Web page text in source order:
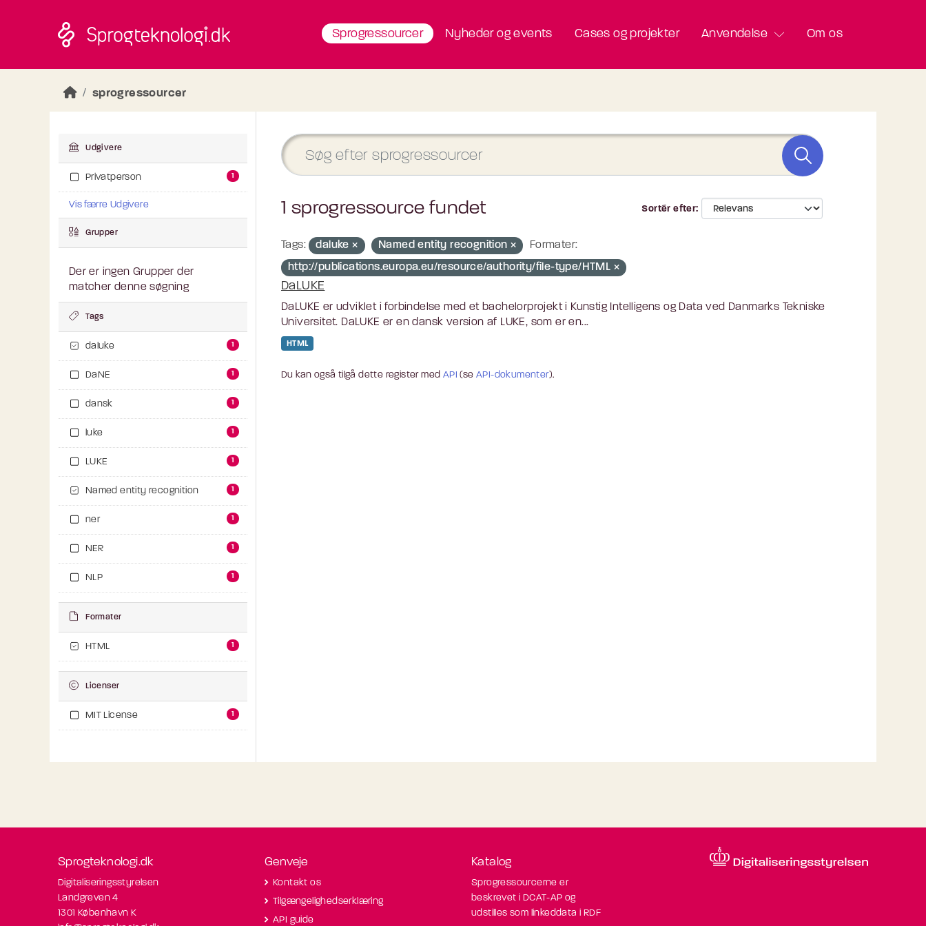
Sprogressourcer Nyheder og events Cases og projekter Anvendelse Om os
sprogressourcer
Udgivere
Privatperson 1
Vis færre Udgivere
Grupper
Der er ingen Grupper der
matcher denne søgning
Tags
daluke 1
DaNE 1
dansk 1
luke 1
LUKE 1
Named entity recognition 1
ner 1
NER 1
NLP 1
Formater
HTML 1
Licenser
MIT License 1
Sortér efter
1 sprogressource fundet
Tags: daluke Named entity recognition
Formater:
http://publications.europa.eu/resource/authority/file-type/HTML
DaLUKE
DaLUKE er udviklet i forbindelse med et bachelorprojekt i Kunstig Intelligens og Data ved Danmarks Tekniske
Universitet. DaLUKE er en dansk version af LUKE, som er en...
HTML
Du kan også tilgå dette register med API (seAPI-dokumenter).
Sprogteknologi.dk
Digitaliseringsstyrelsen
Landgreven 4
1301 København K
Genveje
Kontakt os
Tilgængelighedserklæring
API guide
Katalog
Sprogressourcerne er
beskrevet i DCAT-AP og
udstilles som linkeddata i RDF